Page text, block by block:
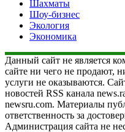
Шахматы
Шоу-бизнес
Экология
Экономика
Данный сайт не является
сайте ни чего не продают,
услуги не оказываются.
новостей RSS канала
newsru.com. Материалы
ответственность за
Администрация сайта не